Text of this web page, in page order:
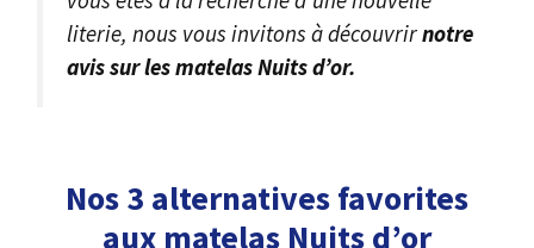
literie, nous vous invitons à découvrirnotre
avis sur les matelas Nuits d’or.
Nos 3 alternatives favorites
aux matelas Nuits d’or